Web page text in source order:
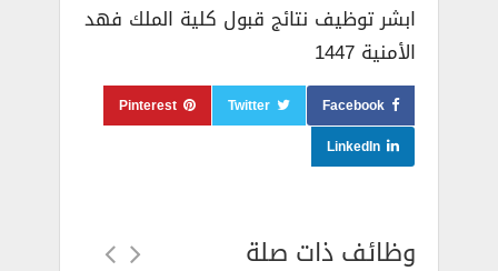
ابشر توظيف نتائج قبول كلية الملك فهد
الأمنية 1447
Facebook
Twitter
Pinterest
LinkedIn
وظائف ذات صلة